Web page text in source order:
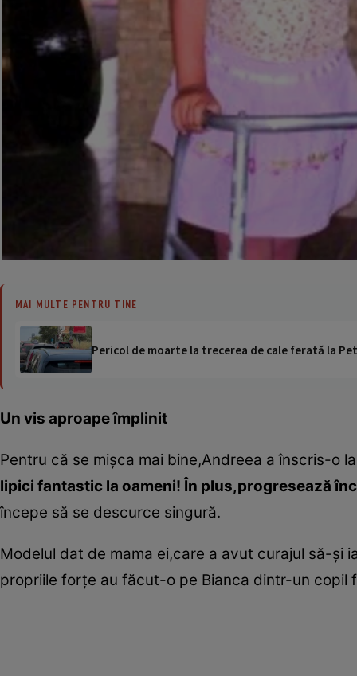
MAI MULTE PENTRU TINE
Pericol de moarte la trecerea de cale ferată la
Un vis aproape împlinit
Pentru că se mişca mai bine,Andreea a înscris-o
lipici fantastic la oameni! În plus,progresează
începe să se descurce singură.
Modelul dat de mama ei,care a avut curajul să-
propriile forţe au făcut-o pe Bianca dintr-un copil